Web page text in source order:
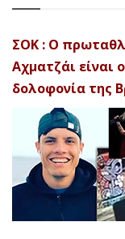
ΣΟΚ : Ο
Αχματζάι είναι
δολοφονία της